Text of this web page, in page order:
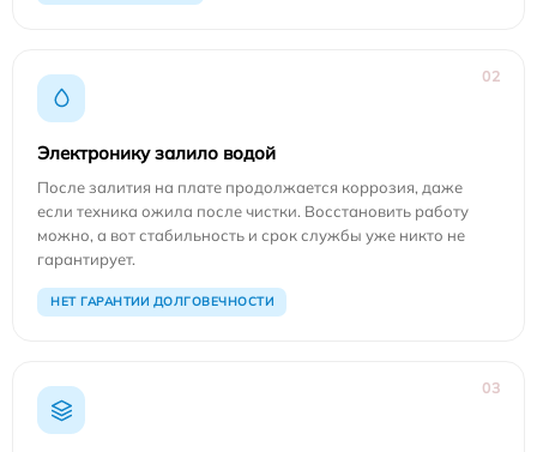
02
Электронику залило водой
После залития на плате продолжается коррозия, даже
если техника ожила после чистки. Восстановить работу
можно, а вот стабильность и срок службы уже никто не
гарантирует.
НЕТ ГАРАНТИИ ДОЛГОВЕЧНОСТИ
03